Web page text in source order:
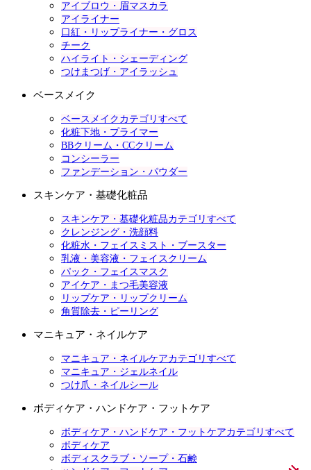
アイブロウ・眉マスカラ
アイライナー
口紅・リップライナー・グロス
チーク
ハイライト・シェーディング
つけまつげ・アイラッシュ
ベースメイク
ベースメイクカテゴリすべて
化粧下地・プライマー
BBクリーム・CCクリーム
コンシーラー
ファンデーション・パウダー
スキンケア・基礎化粧品
スキンケア・基礎化粧品カテゴリすべて
クレンジング・洗顔料
化粧水・フェイスミスト・ブースター
乳液・美容液・フェイスクリーム
パック・フェイスマスク
アイケア・まつ毛美容液
リップケア・リップクリーム
角質除去・ピーリング
マニキュア・ネイルケア
マニキュア・ネイルケアカテゴリすべて
マニキュア・ジェルネイル
つけ爪・ネイルシール
ボディケア・ハンドケア・フットケア
ボディケア・ハンドケア・フットケアカテゴリすべて
ボディケア
ボディスクラブ・ソープ・石鹸